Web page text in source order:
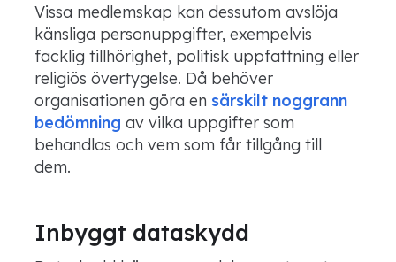
Vissa medlemskap kan dessutom avslöja
känsliga personuppgifter, exempelvis
facklig tillhörighet, politisk uppfattning eller
religiös övertygelse. Då behöver
organisationen göra en särskilt noggrann
bedömning av vilka uppgifter som
behandlas och vem som får tillgång till
dem.
Inbyggt dataskydd